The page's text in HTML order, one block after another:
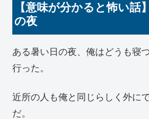
【意味が分かると怖い話
の夜
ある暑い日の夜、俺はどうも寝
行った。
近所の人も俺と同じらしく外に
だ。